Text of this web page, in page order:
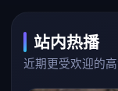
站内热播
近期更受欢迎的